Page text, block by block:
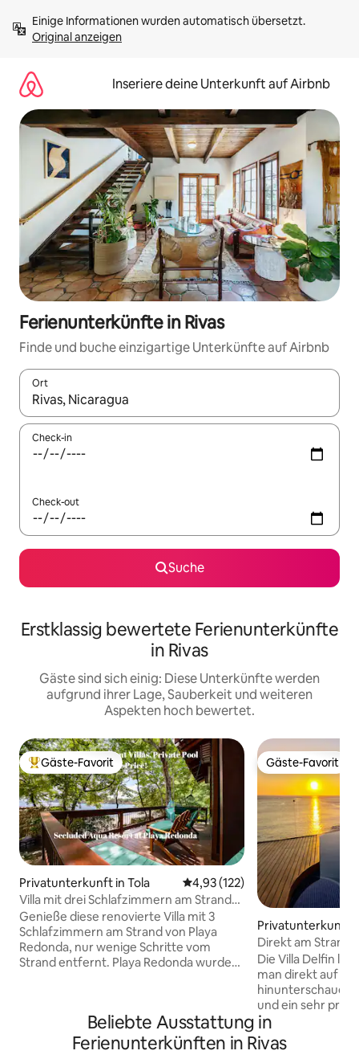
Inhalten
springenOriginal anzeigen
Inseriere deine Unterkunft auf Airbnb
Ferienunterkünfte in Rivas
Finde und buche einzigartige Unterkünfte auf Airbnb
Ort
Wenn Ergebnisse verfügbar sind, navigiere mit den
Check-in
Check-out
Suche
Erstklassig bewertete Ferienunterkünfte
in Rivas
Gäste sind sich einig: Diese Unterkünfte werden
aufgrund ihrer Lage, Sauberkeit und weiteren
Aspekten hoch bewertet.
Beliebter Gäste-Favorit.
Gäste-Favorit
Privatunterkunft in Tola Durchschnittliche Bewertung:
4,93 (122)
Villa mit drei Schlafzimmern am Strand
von Playa Redonda
Genieße diese renovierte Villa mit 3
Schlafzimmern am Strand von Playa
Redonda, nur wenige Schritte vom
Strand entfernt. Playa Redonda wurde
Badezimmer mit Dusche, einen
Kühlschrank und eine Kaffeemaschine.
Die Miete besteht aus einer
Gäste-Favorit
Gäste-Favorit
Privatunterkunft
Direkt am Strand,
Meeresspiegel,
Die Villa Delfin
man direkt auf
hinunterschauen
und ein sehr
Maderas mit 180-
Bucht, um die
und
Beliebte Ausstattung in
Ferienunterkünften in Rivas